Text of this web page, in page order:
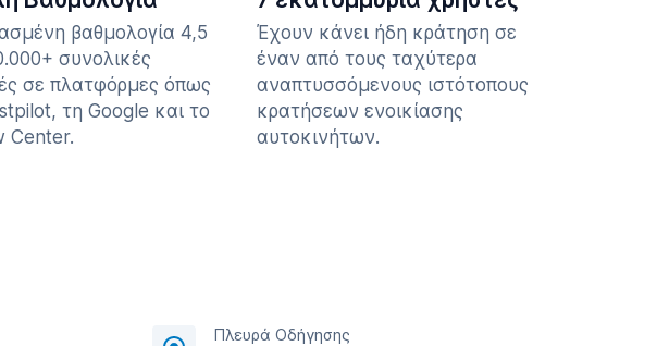
βαθμολογία 4,5
συνολικές
σε πλατφόρμες όπως
τη Google και το
Center.
Έχουν κάνει ήδη κράτηση σε
έναν από τους ταχύτερα
αναπτυσσόμενους ιστότοπους
κρατήσεων ενοικίασης
αυτοκινήτων.
Πλευρά Οδήγησης